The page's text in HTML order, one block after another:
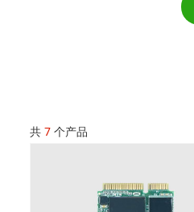
共 7 个产品